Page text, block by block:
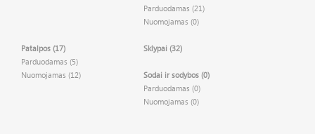
Parduodamas (21)
Nuomojamas (0)
Patalpos (17)
Parduodamas (5)
Nuomojamas (12)
Sklypai (32)
Sodai ir sodybos (0)
Parduodamas (0)
Nuomojamas (0)